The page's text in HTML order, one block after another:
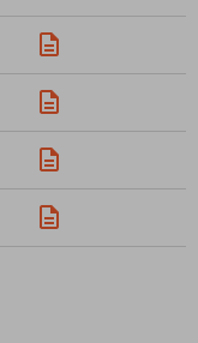
Ihrer
zu Ihrem
gelesen und bin
elektronisch
nur streng
benutzt. Mit dem
zu.